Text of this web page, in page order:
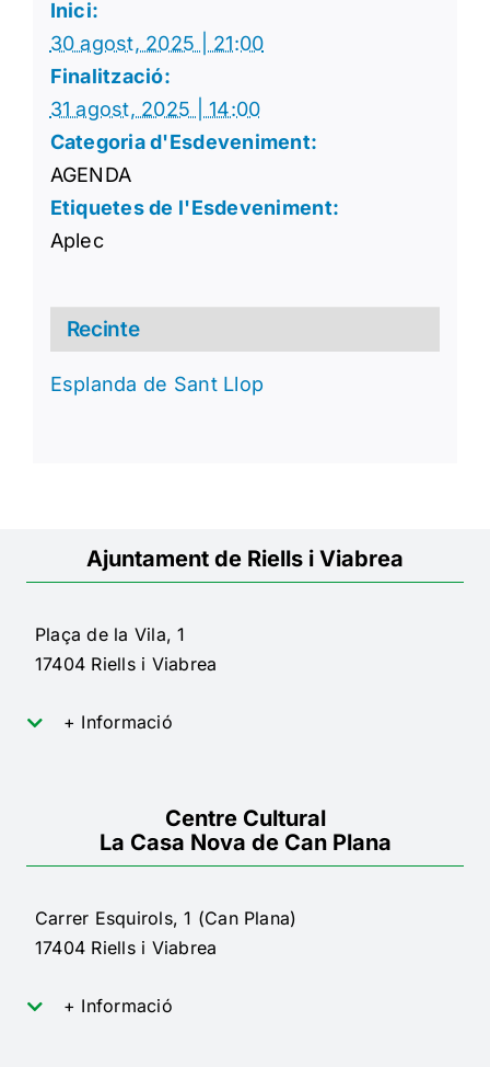
Inici:
30 agost, 2025 | 21:00
Finalització:
31 agost, 2025 | 14:00
Categoria d'Esdeveniment:
AGENDA
Etiquetes de l'Esdeveniment:
Aplec
Recinte
Esplanda de Sant Llop
Ajuntament de Riells i Viabrea
Plaça de la Vila, 1
17404 Riells i Viabrea
+ Informació
Centre Cultural
La Casa Nova de Can Plana
Carrer Esquirols, 1 (Can Plana)
17404 Riells i Viabrea
+ Informació